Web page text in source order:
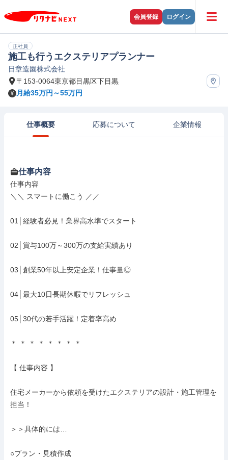
会員登録 ログイン
正社員
施工も行うエクステリアプランナー
日章造園株式会社
〒153-0064東京都目黒区下目黒
月給35万円～55万円
仕事概要 応募について 企業情報
仕事内容
仕事内容
＼＼ スマートに働こう ／／
01│経験者必見！業界高水準でスタート
02│賞与100万～300万の支給実績あり
03│創業50年以上安定企業！仕事量◎
04│最大10日長期休暇でリフレッシュ
05│30代の若手活躍！定着率高め
＊ ＊ ＊ ＊ ＊ ＊ ＊ ＊
【 仕事内容 】
住宅メーカーから依頼を受けたエクステリアの設計・施工管理を
担当！
＞＞具体的には…
○プラン・見積作成